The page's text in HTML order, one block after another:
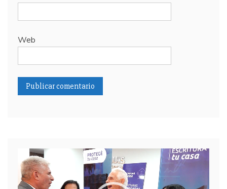
Web
Reproductor
de
video